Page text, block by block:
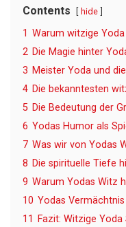
Contents hide
1 Warum witzige
2 Die Magie hinter
3 Meister Yoda und
4 Die bekanntesten
5 Die Bedeutung der
6 Yodas Humor als
7 Was wir von Yodas
8 Die spirituelle Tiefe
9 Warum Yodas Witz
10 Yodas
11
Fazit: Witzige Yoda